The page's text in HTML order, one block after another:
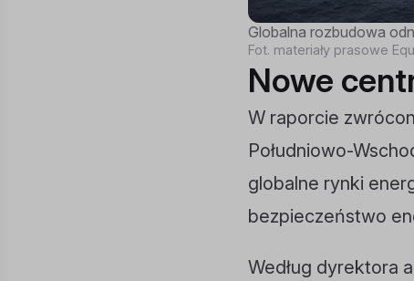
Globalna rozbudowa
Fot. materiały prasowe
Nowe
W raporcie
Południowo-
globalne rynki
bezpieczeństwo
Według dyrektora